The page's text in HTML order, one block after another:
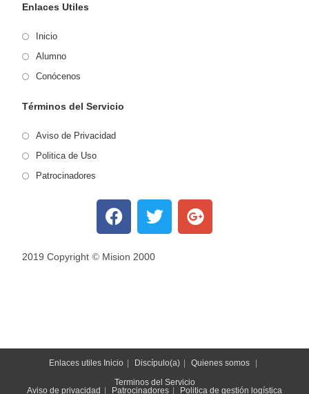
Enlaces Utiles
Inicio
Alumno
Conócenos
Términos del Servicio
Aviso de Privacidad
Politica de Uso
Patrocinadores
2019 Copyright© Mision 2000
Enlaces utiles Inicio Discípulo(a)
Quienes somos
Terminos del Servicio
Aviso de privacidad
Patrocinadores Politica de gestión logística